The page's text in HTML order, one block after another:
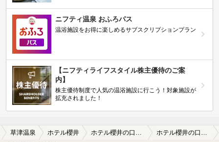
ニフティ温泉 おふろパス
温浴施設をお得に楽しめるサブスクリプションプラン
【ニフティライフスタイル株主優待のご案
内】
株主優待制度で人気の温浴施設に行こう！対象施設が
拡充されました！
草津温泉 ホテル櫻井 ホテル櫻井の口コミ一覧 ホテル櫻井の口コミ 草津のお湯を堪能しました